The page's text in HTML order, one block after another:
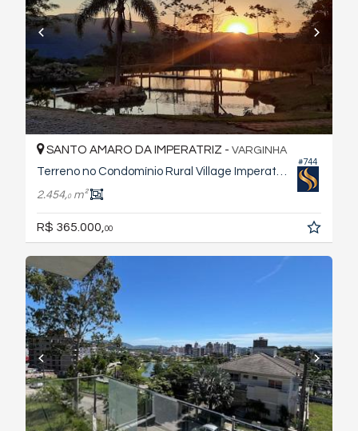
#744
SANTO AMARO DA IMPERATRIZ - VARGINHA
2.454,0m²
R$ 365.000, 00